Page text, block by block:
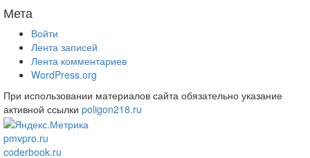
Мета
Войти
Лента записей
Лента комментариев
WordPress.org
При использовании материалов сайта обязательно указание
активной ссылки poligon218.ru
pmvpro.ru
coderbook.ru